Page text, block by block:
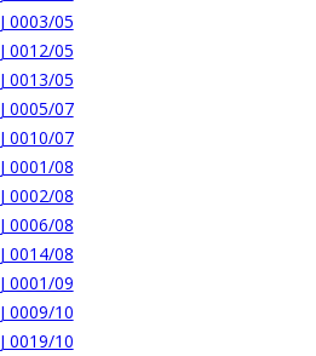
J 0003/05
J 0012/05
J 0013/05
J 0005/07
J 0010/07
J 0001/08
J 0002/08
J 0006/08
J 0014/08
J 0001/09
J 0009/10
J 0019/10